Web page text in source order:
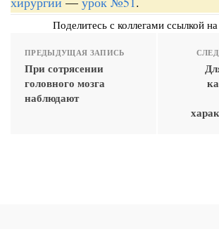
Поделитесь с коллегами ссылкой
ПРЕДЫДУЩАЯ ЗАПИСЬ
При сотрясении
головного мозга
наблюдают